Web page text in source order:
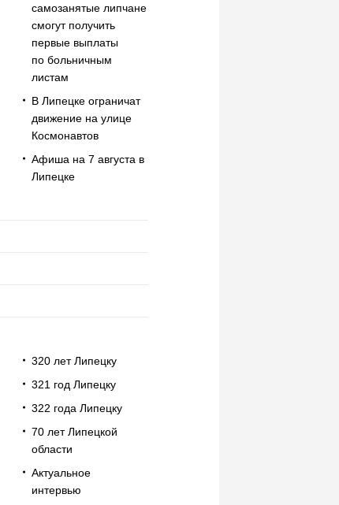
самозанятые липчане
смогут получить
первые выплаты
по больничным
листам
В Липецке ограничат
движение на улице
Космонавтов
Афиша на 7 августа в
Липецке
320 лет Липецку
321 год Липецку
322 года Липецку
70 лет Липецкой
области
Актуальное
интервью